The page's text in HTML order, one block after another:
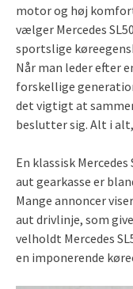
motor og høj
vælger Mercedes
sportslige
Når man leder efter
forskellige
det vigtigt at
beslutter sig. Alt i
En klassisk
aut gearkasse er
Mange annoncer
aut drivlinje, som
velholdt Mercedes
en imponerende